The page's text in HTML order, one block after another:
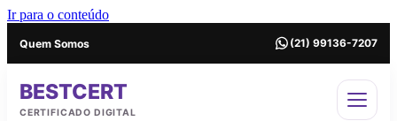
Ir para o conteúdo
Quem Somos (21) 99136-7207
BESTCERT
CERTIFICADO DIGITAL